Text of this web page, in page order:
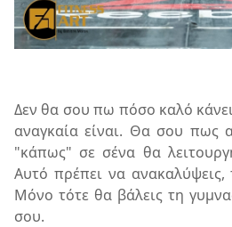
Δεν θα σου πω πόσο καλό
αναγκαία είναι. Θα σου πως
"κάπως" σε σένα θα
Αυτό πρέπει να
Μόνο τότε θα βάλεις τη
σου.